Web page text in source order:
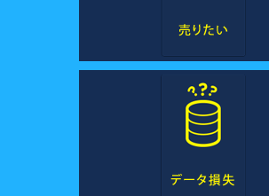
スマホ機種変更